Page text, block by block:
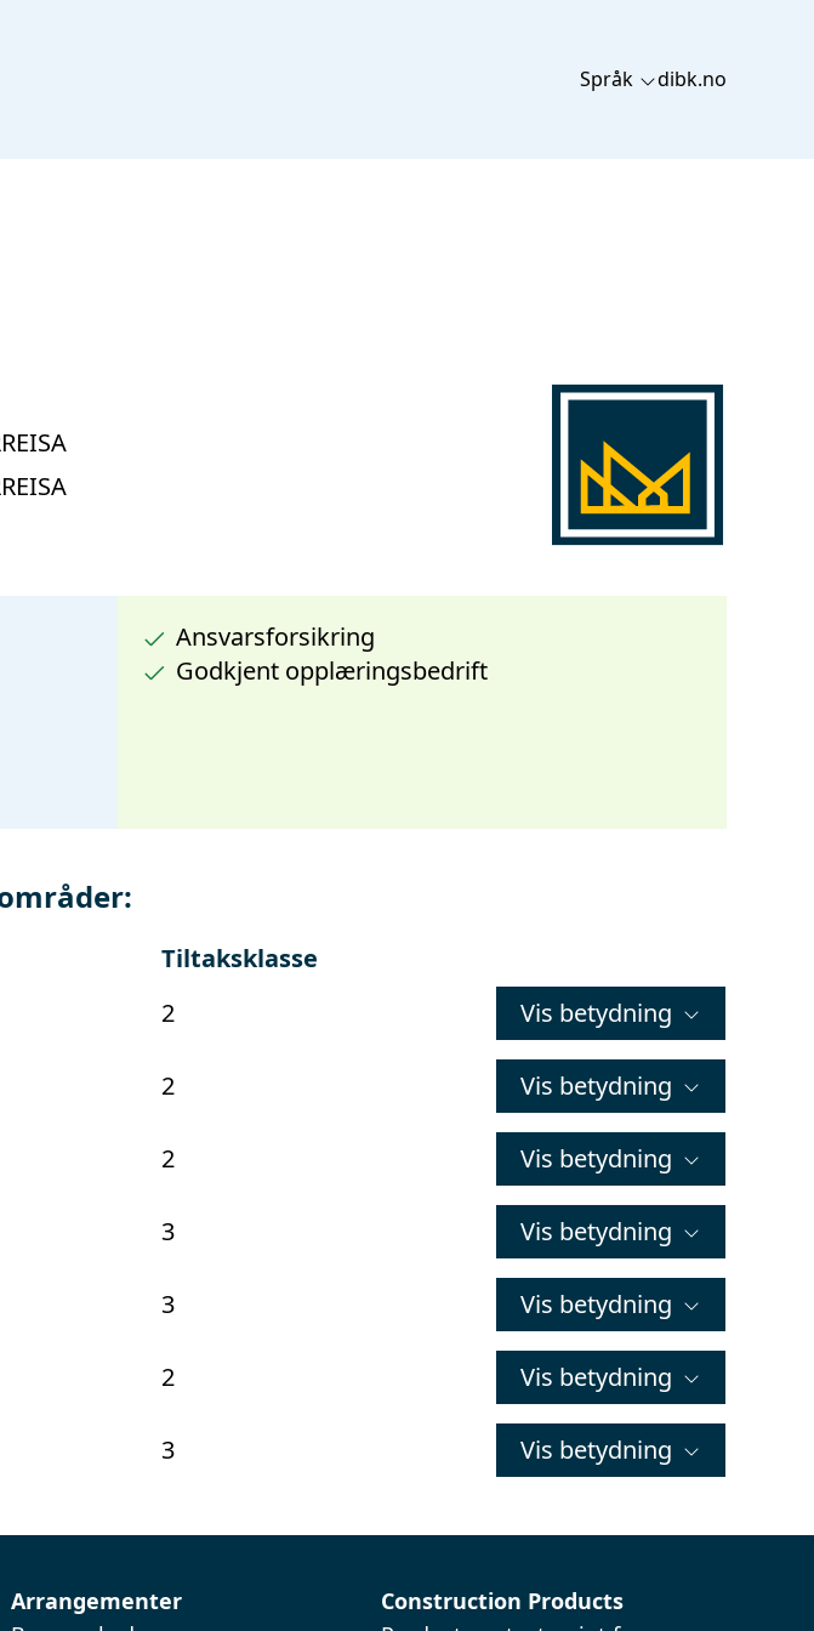
Språk dibk.no
Ansvarsforsikring
Godkjent opplæringsbedrift
Tiltaksklasse
2 Vis betydning
2 Vis betydning
2 Vis betydning
3 Vis betydning
3 Vis betydning
2 Vis betydning
3 Vis betydning
Arrangementer
Construction Products